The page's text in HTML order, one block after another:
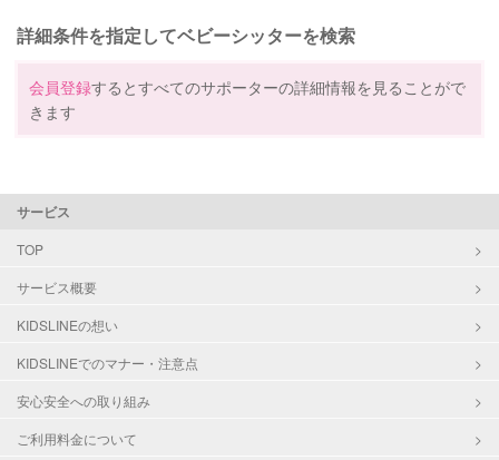
詳細条件を指定してベビーシッターを検索
会員登録するとすべてのサポーターの詳細情報を見ることがで
きます
サービス
TOP
サービス概要
KIDSLINEの想い
KIDSLINEでのマナー・注意点
安心安全への取り組み
ご利用料金について